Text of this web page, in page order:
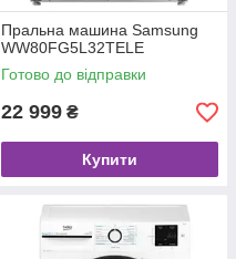
Пральна машина Samsung
WW80FG5L32TELE
Готово до відправки
22 999 ₴
Купити